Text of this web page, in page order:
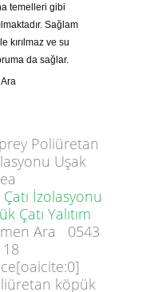
temelleri gibi
Sağlam
kırılmaz ve su
da sağlar.
Poliüretan
Uşak
İzolasyonu
Çatı Yalıtım
Ara
0543
köpük